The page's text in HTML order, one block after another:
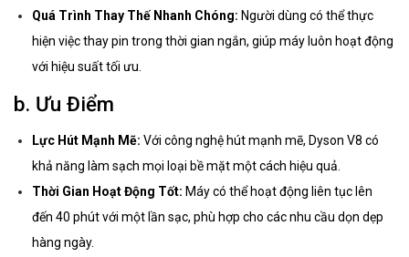
Quá Trình Thay Thế Nhanh Chóng: Người dùng có thể thực
hiện việc thay pin trong thời gian ngắn, giúp máy luôn hoạt động
với hiệu suất tối ưu.
b. Ưu Điểm
Lực Hút Mạnh Mẽ: Với công nghệ hút mạnh mẽ, Dyson V8 có
khả năng làm sạch mọi loại bề mặt một cách hiệu quả.
Thời Gian Hoạt Động Tốt: Máy có thể hoạt động liên tục lên
đến 40 phút với một lần sạc, phù hợp cho các nhu cầu dọn dẹp
hàng ngày.